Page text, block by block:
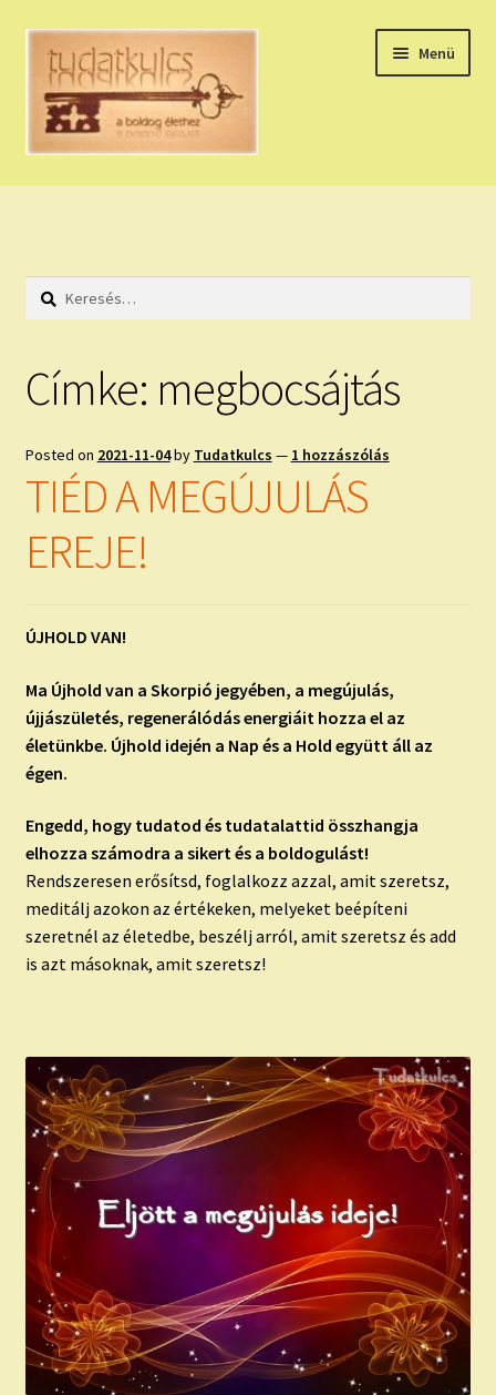
Ugrás
navigációhoz
Kilépés
tartalomba
Menü
HÚZZ EGY KÁRTYÁT!
HOLDNAPTÁR
KÉRJ EGY MEGERŐSÍTÉST!
ISMERJ MEG!
TAROT ELEMZÉS MEGRENDELÉSE LIMITÁLT!
AJÁNDÉKOKKAL!
Keresés:
Címke: megbocsájtás
Posted on 2021-11-04by Tudatkulcs — 1 hozzászólás
TIÉD A MEGÚJULÁS
EREJE!
ÚJHOLD VAN!
Ma Újhold van a Skorpió jegyében, a megújulás,
újjászületés, regenerálódás energiáit hozza el az
életünkbe. Újhold idején a Nap és a Hold együtt áll az
égen.
Engedd, hogy tudatod és tudatalattid összhangja
elhozza számodra a sikert és a boldogulást!
Rendszeresen erősítsd, foglalkozz azzal, amit szeretsz,
meditálj azokon az értékeken, melyeket beépíteni
szeretnél az életedbe, beszélj arról, amit szeretsz és add
is azt másoknak, amit szeretsz!